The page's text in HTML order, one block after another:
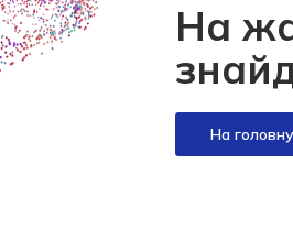
На
На головну